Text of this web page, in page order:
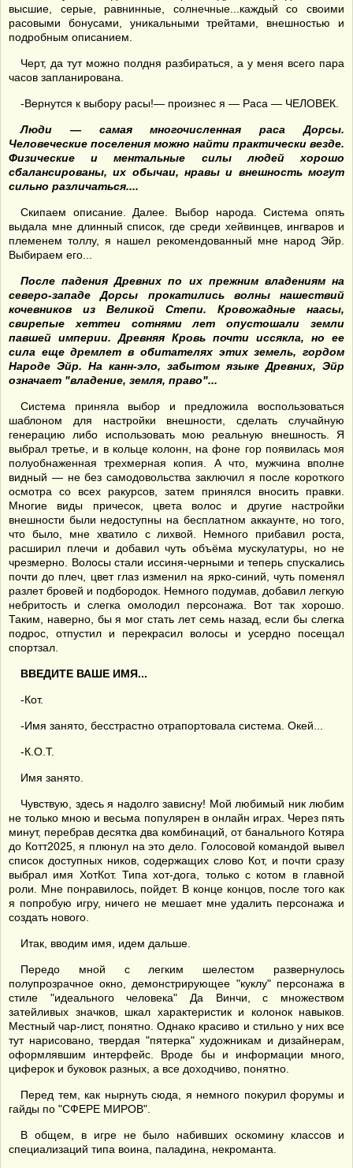
высшие, серые, равнинные, солнечные...каждый со своими
расовыми бонусами, уникальными трейтами, внешностью и
подробным описанием.
Черт, да тут можно полдня разбираться, а у меня всего пара
часов запланирована.
-Вернутся к выбору расы!— произнес я — Раса — ЧЕЛОВЕК.
Люди — самая многочисленная раса Дорсы.
Человеческие поселения можно найти практически везде.
Физические и ментальные силы людей хорошо
сбалансированы, их обычаи, нравы и внешность могут
сильно различаться....
Скипаем описание. Далее. Выбор народа. Система опять
выдала мне длинный список, где среди хейвинцев, ингваров и
племенем толлу, я нашел рекомендованный мне народ Эйр.
Выбираем его...
После падения Древних по их прежним владениям на
северо-западе Дорсы прокатились волны нашествий
кочевников из Великой Степи. Кровожадные наасы,
свирепые хеттеи сотнями лет опустошали земли
павшей империи. Древняя Кровь почти иссякла, но ее
сила еще дремлет в обитателях этих земель, гордом
Народе Эйр. На канн-эло, забытом языке Древних, Эйр
означает "владение, земля, право"...
Система приняла выбор и предложила воспользоваться
шаблоном для настройки внешности, сделать случайную
генерацию либо использовать мою реальную внешность. Я
выбрал третье, и в кольце колонн, на фоне гор появилась моя
полуобнаженная трехмерная копия. А что, мужчина вполне
видный — не без самодовольства заключил я после короткого
осмотра со всех ракурсов, затем принялся вносить правки.
Многие виды причесок, цвета волос и другие настройки
внешности были недоступны на бесплатном аккаунте, но того,
что было, мне хватило с лихвой. Немного прибавил роста,
расширил плечи и добавил чуть объёма мускулатуры, но не
чрезмерно. Волосы стали иссиня-черными и теперь спускались
почти до плеч, цвет глаз изменил на ярко-синий, чуть поменял
разлет бровей и подбородок. Немного подумав, добавил легкую
небритость и слегка омолодил персонажа. Вот так хорошо.
Таким, наверно, бы я мог стать лет семь назад, если бы слегка
подрос, отпустил и перекрасил волосы и усердно посещал
спортзал.
ВВЕДИТЕ ВАШЕ ИМЯ...
-Кот.
-Имя занято, бесстрастно отрапортовала система. Окей...
-К.О.Т.
Имя занято.
Чувствую, здесь я надолго зависну! Мой любимый ник любим
не только мною и весьма популярен в онлайн играх. Через пять
минут, перебрав десятка два комбинаций, от банального Котяра
до Котт2025, я плюнул на это дело. Голосовой командой вывел
список доступных ников, содержащих слово Кот, и почти сразу
выбрал имя ХотКот. Типа хот-дога, только с котом в главной
роли. Мне понравилось, пойдет. В конце концов, после того как
я попробую игру, ничего не мешает мне удалить персонажа и
создать нового.
Итак, вводим имя, идем дальше.
Передо мной с легким шелестом развернулось
полупрозрачное окно, демонстрирующее "куклу" персонажа в
стиле "идеального человека" Да Винчи, с множеством
затейливых значков, шкал характеристик и колонок навыков.
Местный чар-лист, понятно. Однако красиво и стильно у них все
тут нарисовано, твердая "пятерка" художникам и дизайнерам,
оформлявшим интерфейс. Вроде бы и информации много,
циферок и буковок разных, а все доходчиво, понятно.
Перед тем, как нырнуть сюда, я немного покурил форумы и
гайды по "СФЕРЕ МИРОВ".
В общем, в игре не было набивших оскомину классов и
специализаций типа воина, паладина, некроманта.